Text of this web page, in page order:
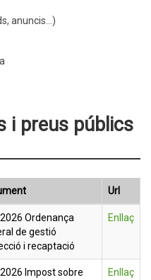
anuncis...)
i preus públics
Url
Ordenança
de gestió
i recaptació
Enllaç
Impost sobre
Enllaç